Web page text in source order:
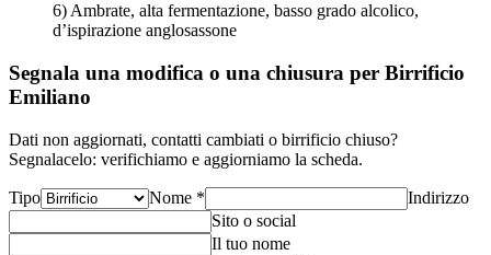
6) Ambrate, alta fermentazione, basso grado alcolico,
d’ispirazione anglosassone
Segnala una modifica o una chiusura per Birrificio
Emiliano
Dati non aggiornati, contatti cambiati o birrificio chiuso?
Segnalacelo: verifichiamo e aggiorniamo la scheda.
Tipo Nome *
Indirizzo
Sito o social
Il tuo nome